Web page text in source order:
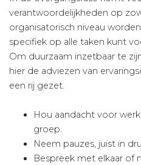
verant­woordelijkheden op
organisatorisch niveau
specifiek op alle taken kunt
Om duurzaam inzetbaar te
hier de adviezen van
een rij gezet.
Hou aandacht voor
groep.
Neem pauzes, juist in
Bespreek met elkaar of